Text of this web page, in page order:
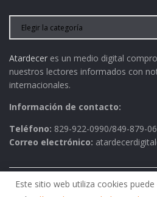
Atardecer es un medio digital
nuestros lectores informados con
internacionales.
Información de contacto:
Teléfono: 829-922-0990/849-879-
Correo electrónico:
Este sitio web utiliza cookies